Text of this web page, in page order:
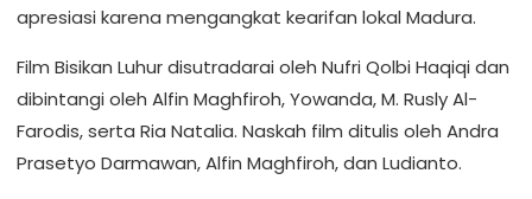
apresiasi karena mengangkat kearifan lokal Madura.
Film Bisikan Luhur disutradarai oleh Nufri Qolbi Haqiqi dan
dibintangi oleh Alfin Maghfiroh, Yowanda, M. Rusly Al-
Farodis, serta Ria Natalia. Naskah film ditulis oleh Andra
Prasetyo Darmawan, Alfin Maghfiroh, dan Ludianto.